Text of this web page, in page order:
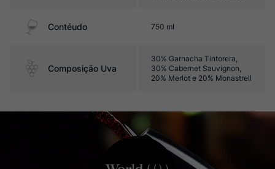
Contéudo 750 ml
Composição Uva
30% Garnacha Tintorera,
30% Cabernet Sauvignon,
20% Merlot e 20% Monastrell